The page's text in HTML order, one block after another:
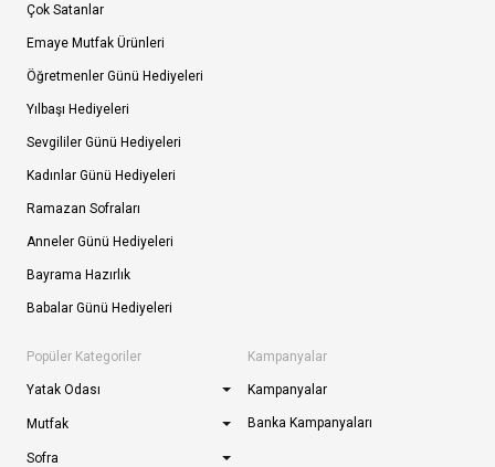
Çok Satanlar
Emaye Mutfak Ürünleri
Öğretmenler Günü Hediyeleri
Yılbaşı Hediyeleri
Sevgililer Günü Hediyeleri
Kadınlar Günü Hediyeleri
Ramazan Sofraları
Anneler Günü Hediyeleri
Bayrama Hazırlık
Babalar Günü Hediyeleri
Popüler Kategoriler
Yatak Odası
Mutfak
Sofra
Kampanyalar
Kampanyalar
Banka Kampanyaları